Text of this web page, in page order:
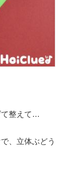
て整えて…
、立体ぶどう